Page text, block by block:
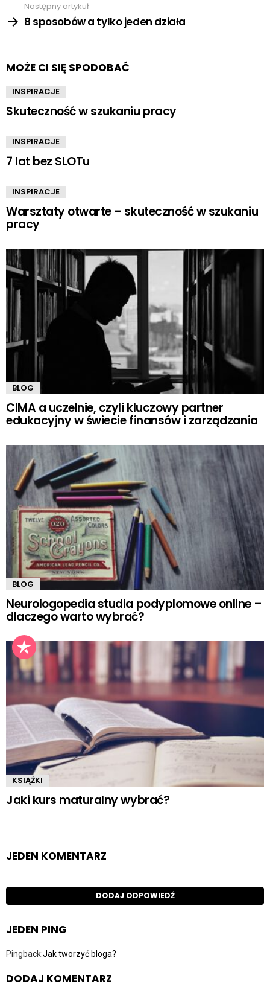
Następny artykuł
8 sposobów a tylko jeden działa
MOŻE CI SIĘ SPODOBAĆ
INSPIRACJE
Skuteczność w szukaniu pracy
INSPIRACJE
7 lat bez SLOTu
INSPIRACJE
Warsztaty otwarte – skuteczność w szukaniu
pracy
BLOG
CIMA a uczelnie, czyli kluczowy partner
edukacyjny w świecie finansów i zarządzania
BLOG
Neurologopedia studia podyplomowe online –
dlaczego warto wybrać?
KSIĄŻKI
Jaki kurs maturalny wybrać?
JEDEN KOMENTARZ
DODAJ ODPOWIEDŹ
JEDEN PING
Pingback:Jak tworzyć bloga?
DODAJ KOMENTARZ